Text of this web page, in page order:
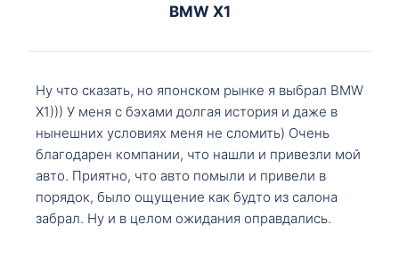
BMW X1
Ну что сказать, но японском рынке я выбрал BMW
X1))) У меня с бэхами долгая история и даже в
нынешних условиях меня не сломить) Очень
благодарен компании, что нашли и привезли мой
авто. Приятно, что авто помыли и привели в
порядок, было ощущение как будто из салона
забрал. Ну и в целом ожидания оправдались.